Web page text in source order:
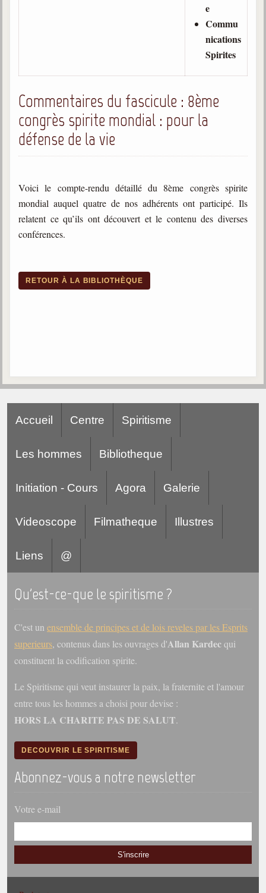
e
Commu
nications
Spirites
Commentaires du fascicule : 8ème
congrès spirite mondial : pour la
défense de la vie
Voici le compte-rendu détaillé du 8ème congrès spirite
mondial auquel quatre de nos adhérents ont participé. Ils
relatent ce qu’ils ont découvert et le contenu des diverses
conférences.
RETOUR À LA BIBLIOTHÈQUE
Accueil Centre Spiritisme
Les hommes Bibliotheque
Initiation - Cours Agora Galerie
Videoscope Filmatheque Illustres
Liens @
Qu'est-ce-que le spiritisme ?
C'est un ensemble de principes et de lois reveles par les Esprits
superieurs, contenus dans les ouvrages d'Allan Kardecqui
constituent la codification spirite.
Le Spiritisme qui veut instaurer la paix, la fraternite et l'amour
entre tous les hommes a choisi pour devise :
HORS LA CHARITE PAS DE SALUT.
DECOUVRIR LE SPIRITISME
Abonnez-vous a notre newsletter
Votre e-mail
S'inscrire